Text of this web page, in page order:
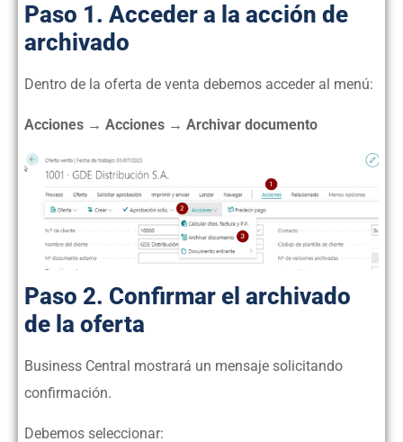
Paso 1. Acceder a la acción de
archivado
Dentro de la oferta de venta debemos acceder al menú:
Acciones → Acciones → Archivar documento
Paso 2. Confirmar el archivado
de la oferta
Business Central mostrará un mensaje solicitando
confirmación.
Debemos seleccionar: